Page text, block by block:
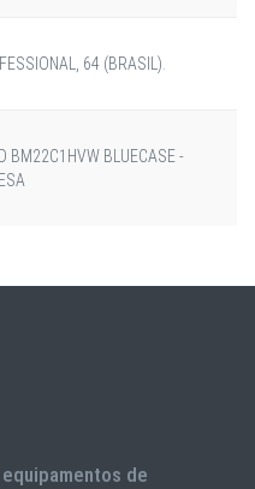
64 (BRASIL).
BM22C1HVW BLUECASE -
de